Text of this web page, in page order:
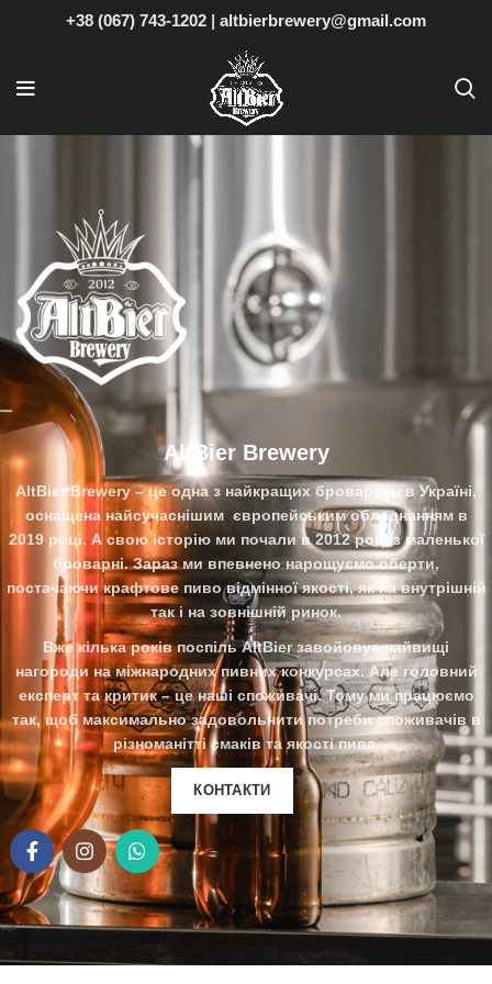
+38 (067) 743-1202 | altbierbrewery@gmail.com
AltBier Brewery
AltBier Brewery – це одна з найкращихброварень в Україні,
оснащена найсучаснішим європейським обладнанням в
2019 році. А свою історію ми почали в 2012 році з маленької
броварні. Зараз ми впевнено нарощуємо оберти,
постачаючи крафтове пиво відмінної якості, як на внутрішній
так і на зовнішній ринок.
Вже кількароків поспіль AltBier завойовує найвищі
нагороди на міжнародних пивних конкурсах. Але головний
експерт та критик – це наші споживачі. Тому ми працюємо
так, щоб максимально задовольнити потреби споживачів в
різноманітті смаків та якості пива.
КОНТАКТИ